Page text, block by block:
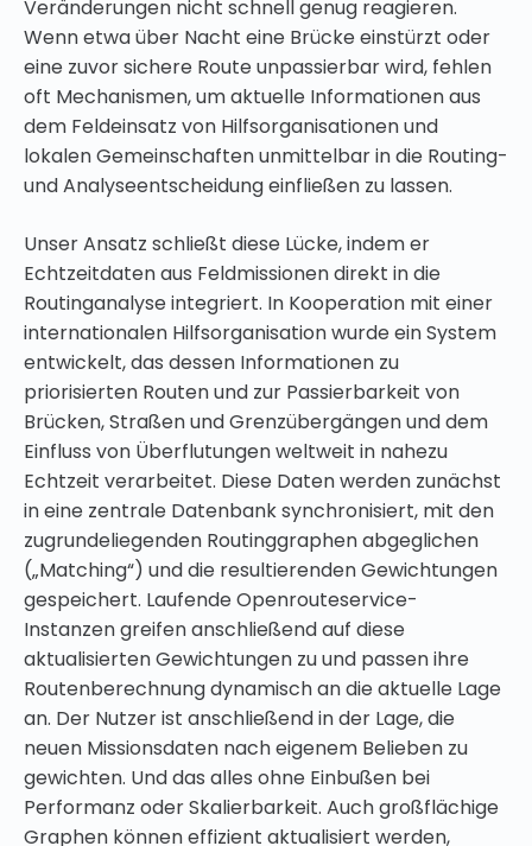
Veränderungen nicht schnell genug reagieren.
Wenn etwa über Nacht eine Brücke einstürzt oder
eine zuvor sichere Route unpassierbar wird, fehlen
oft Mechanismen, um aktuelle Informationen aus
dem Feldeinsatz von Hilfsorganisationen und
lokalen Gemeinschaften unmittelbar in die Routing-
und Analyseentscheidung einfließen zu lassen.
Unser Ansatz schließt diese Lücke, indem er
Echtzeitdaten aus Feldmissionen direkt in die
Routinganalyse integriert. In Kooperation mit einer
internationalen Hilfsorganisation wurde ein System
entwickelt, das dessen Informationen zu
priorisierten Routen und zur Passierbarkeit von
Brücken, Straßen und Grenzübergängen und dem
Einfluss von Überflutungen weltweit in nahezu
Echtzeit verarbeitet. Diese Daten werden zunächst
in eine zentrale Datenbank synchronisiert, mit den
zugrundeliegenden Routinggraphen abgeglichen
(„Matching“) und die resultierenden Gewichtungen
gespeichert. Laufende Openrouteservice-
Instanzen greifen anschließend auf diese
aktualisierten Gewichtungen zu und passen ihre
Routenberechnung dynamisch an die aktuelle Lage
an. Der Nutzer ist anschließend in der Lage, die
neuen Missionsdaten nach eigenem Belieben zu
gewichten. Und das alles ohne Einbußen bei
Performanz oder Skalierbarkeit. Auch großflächige
Graphen können effizient aktualisiert werden,